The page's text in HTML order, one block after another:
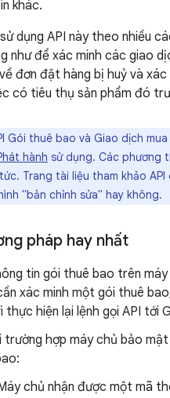
khác.
dụng API này theo nhiều
như để xác minh các giao
đơn đặt hàng bị huỷ và
có tiêu thụ sản phẩm đó
Gói thuê bao và Giao dịch
hành sử dụng. Các phương
Trang tài liệu tham khảo
"bản chỉnh sửa" hay không.
pháp hay nhất
tin gói thuê bao trên
xác minh một gói thuê
thực hiện lại lệnh gọi API tới
trường hợp máy chủ bảo
chủ nhận được một mã